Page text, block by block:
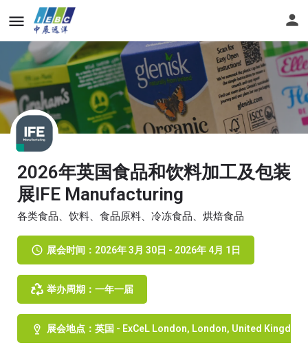
2026年英国食品和饮料加工及包装
展IFE Manufacturing
各类食品、饮料、食品原料、冷冻食品、烘焙食品
展会时间：2026年 3月 30日 - 2026年 4月 1日
举办周期：一年一届
展会地点：英国 - ExCeL London, London, United Kingdom